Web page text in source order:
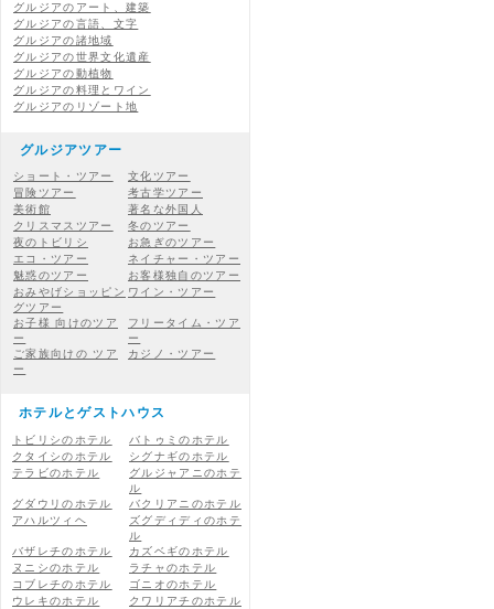
グルジアのアート、建築
グルジアの言語、文字
グルジアの諸地域
グルジアの世界文化遺産
グルジアの動植物
グルジアの料理とワイン
グルジアのリゾート地
グルジアツアー
ショート・ツアー
文化ツアー
冒険ツアー
考古学ツアー
美術館
著名な外国人
クリスマスツアー
冬のツアー
夜のトビリシ
お急ぎのツアー
エコ・ツアー
ネイチャー・ツアー
魅惑のツアー
お客様独自のツアー
おみやげショッピン
グツアー
ワイン・ツアー
お子様 向けのツア
ー
フリータイム・ツア
ー
ご家族向けの ツア
ー
カジノ・ツアー
ホテルとゲストハウス
トビリシのホテル
バトゥミのホテル
クタイシのホテル
シグナギのホテル
テラビのホテル
グルジャアニのホテ
ル
グダウリのホテル
バクリアニのホテル
アハルツィヘ
ズグディディのホテ
ル
バザレチのホテル
カズベギのホテル
ヌニシのホテル
ラチャのホテル
コブレチのホテル
ゴニオのホテル
ウレキのホテル
クワリアチのホテル